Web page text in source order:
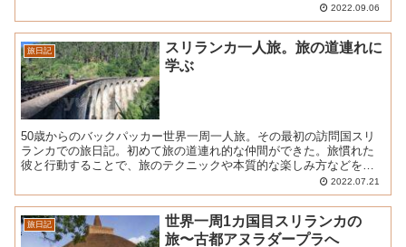
2022.09.06
旅日記
スリランカ一人旅。旅の道連れに
学ぶ
50歳からのバックパッカー世界一周一人旅。その最初の訪問国スリ
ランカでの旅日記。初めて旅の道連れ的な仲間ができた。旅慣れた
彼と行動することで、旅のテクニックや本質的な楽しみ方などを学
2022.07.21
旅日記
世界一周1カ国目スリランカの
旅〜古都アヌラダープラへ